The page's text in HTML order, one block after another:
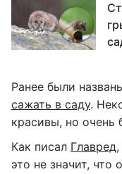
Ранее были
сажать в саду.
красивы, но очень
Как писал Главред
это не значит,